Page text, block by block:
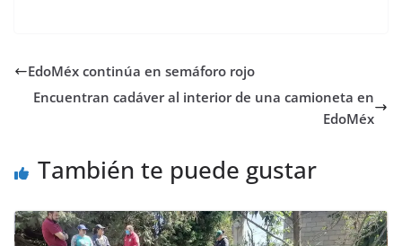
EdoMéx continúa en semáforo rojo
Encuentran cadáver al interior de una camioneta en
EdoMéx
También te puede gustar